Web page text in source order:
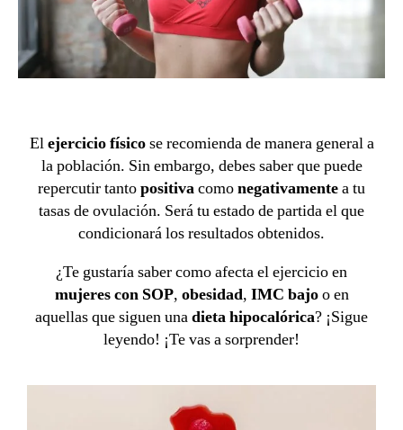
Elejercicio físicose recomienda de manera general a
la población. Sin embargo, debes saber que puede
repercutir tantopositivacomonegativamentea tu
tasas de ovulación. Será tu estado de partida el que
condicionará los resultados obtenidos.
¿Te gustaría saber como afecta el ejercicio en
mujeres con SOP, obesidad, IMC bajoo en
aquellas que siguen unadieta hipocalórica? ¡Sigue
leyendo! ¡Te vas a sorprender!